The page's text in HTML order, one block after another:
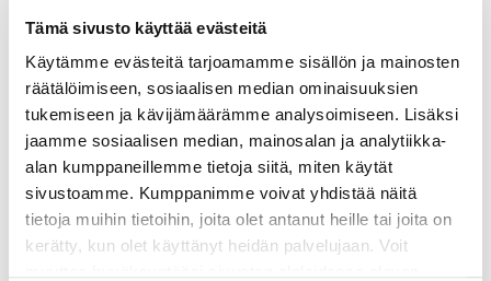
Tämä sivusto käyttää evästeitä
Käytämme evästeitä tarjoamamme sisällön ja mainosten
räätälöimiseen, sosiaalisen median ominaisuuksien
tukemiseen ja kävijämäärämme analysoimiseen. Lisäksi
jaamme sosiaalisen median, mainosalan ja analytiikka-
alan kumppaneillemme tietoja siitä, miten käytät
sivustoamme. Kumppanimme voivat yhdistää näitä
tietoja muihin tietoihin, joita olet antanut heille tai joita on
kerätty, kun olet käyttänyt heidän palvelujaan. Voit
Lisää aiheesta: Hatlamminsuon
luontopolku